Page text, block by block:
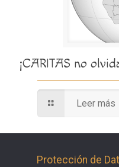
¡CARITAS no
Leer más
Protección de